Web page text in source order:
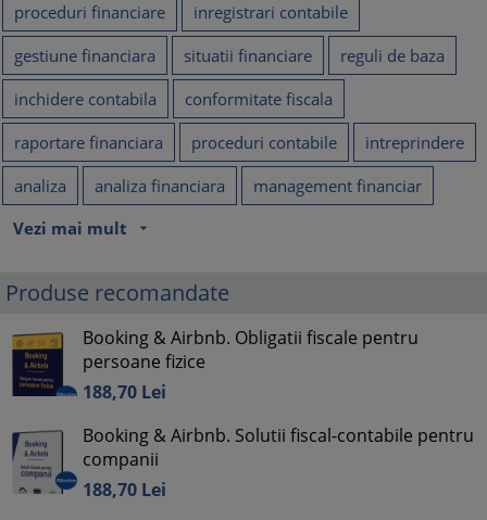
proceduri financiare
inregistrari contabile
gestiune financiara
situatii financiare
reguli de baza
inchidere contabila
conformitate fiscala
raportare financiara
proceduri contabile
intreprindere
analiza
analiza financiara
management financiar
Vezi mai mult
arrow_drop_down
Produse recomandate
Booking & Airbnb. Obligatii fiscale pentru
persoane fizice
188,70 Lei
Booking & Airbnb. Solutii fiscal-contabile pentru
companii
188,70 Lei